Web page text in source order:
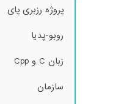
پروژه رزبری پای
روبو-پدیا
زبان C و Cpp
سازمان